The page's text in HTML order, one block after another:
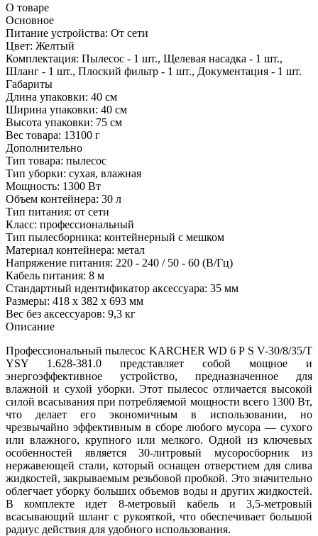
О товаре
Основное
Питание устройства: От сети
Цвет: Желтый
Комплектация: Пылесос - 1 шт., Щелевая насадка - 1 шт.,
Шланг - 1 шт., Плоский фильтр - 1 шт., Документация - 1 шт.
Габариты
Длина упаковки: 40 см
Ширина упаковки: 40 см
Высота упаковки: 75 см
Вес товара: 13100 г
Дополнительно
Тип товара: пылесос
Тип уборки: сухая, влажная
Мощность: 1300 Вт
Объем контейнера: 30 л
Тип питания: от сети
Класс: профессиональный
Тип пылесборника: контейнерный с мешком
Материал контейнера: метал
Напряжение питания: 220 - 240 / 50 - 60 (В/Гц)
Кабель питания: 8 м
Стандартный идентификатор аксессуара: 35 мм
Размеры: 418 x 382 x 693 мм
Вес без аксессуаров: 9,3 кг
Описание
Профессиональный пылесос KARCHER WD 6 P S V-30/8/35/T
YSY 1.628-381.0 представляет собой мощное и
энергоэффективное устройство, предназначенное для
влажной и сухой уборки. Этот пылесос отличается высокой
силой всасывания при потребляемой мощности всего 1300 Вт,
что делает его экономичным в использовании, но
чрезвычайно эффективным в сборе любого мусора — сухого
или влажного, крупного или мелкого. Одной из ключевых
особенностей является 30-литровый мусоросборник из
нержавеющей стали, который оснащен отверстием для слива
жидкостей, закрываемым резьбовой пробкой. Это значительно
облегчает уборку больших объемов воды и других жидкостей.
В комплекте идет 8-метровый кабель и 3,5-метровый
всасывающий шланг с рукояткой, что обеспечивает большой
радиус действия для удобного использования.